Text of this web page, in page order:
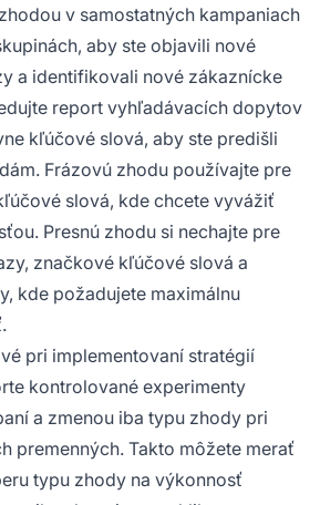
v samostatných kampaniach
aby ste objavili nové
a identifikovali nové zákaznícke
report vyhľadávacích dopytov
kľúčové slová, aby ste predišli
Frázovú zhodu používajte pre
slová, kde chcete vyvážiť
Presnú zhodu si nechajte pre
značkové kľúčové slová a
kde požadujete maximálnu
pri implementovaní stratégií
kontrolované experimenty
a zmenou iba typu zhody pri
premenných. Takto môžete merať
typu zhody na výkonnosť